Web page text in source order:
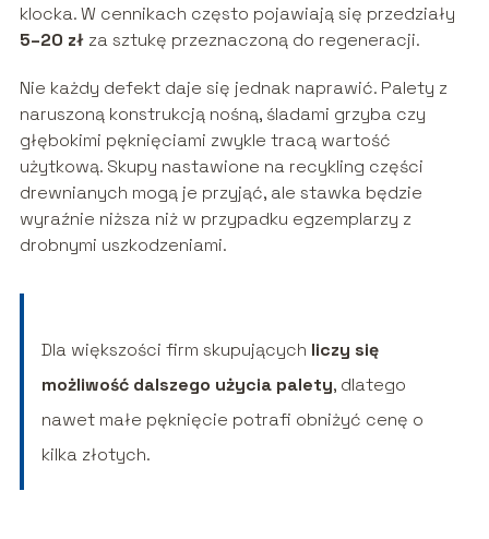
klocka. W cennikach często pojawiają się przedziały
5–20 złza sztukę przeznaczoną do regeneracji.
Nie każdy defekt daje się jednak naprawić. Palety z
naruszoną konstrukcją nośną, śladami grzyba czy
głębokimi pęknięciami zwykle tracą wartość
użytkową. Skupy nastawione na recykling części
drewnianych mogą je przyjąć, ale stawka będzie
wyraźnie niższa niż w przypadku egzemplarzy z
drobnymi uszkodzeniami.
Dla większości firm skupujących liczy się
możliwość dalszego użycia palety, dlatego
nawet małe pęknięcie potrafi obniżyć cenę o
kilka złotych.